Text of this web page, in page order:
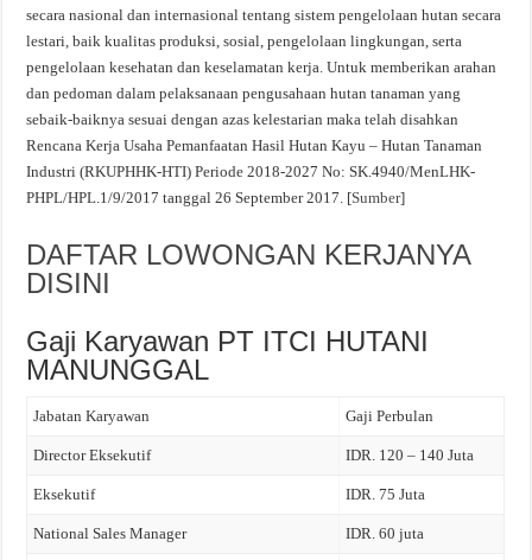
secara nasional dan internasional tentang sistem pengelolaan hutan secara
lestari, baik kualitas produksi, sosial, pengelolaan lingkungan, serta
pengelolaan kesehatan dan keselamatan kerja. Untuk memberikan arahan
dan pedoman dalam pelaksanaan pengusahaan hutan tanaman yang
sebaik-baiknya sesuai dengan azas kelestarian maka telah disahkan
Rencana Kerja Usaha Pemanfaatan Hasil Hutan Kayu – Hutan Tanaman
Industri (RKUPHHK-HTI) Periode 2018-2027 No: SK.4940/MenLHK-
PHPL/HPL.1/9/2017 tanggal 26 September 2017. [Sumber]
DAFTAR LOWONGAN KERJANYA
DISINI
Gaji Karyawan PT ITCI HUTANI
MANUNGGAL
Jabatan Karyawan Gaji Perbulan
Director Eksekutif IDR. 120 – 140 Juta
Eksekutif IDR. 75 Juta
National Sales Manager IDR. 60 juta